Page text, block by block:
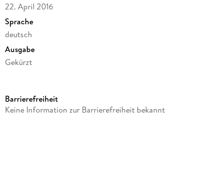
22. April 2016
Sprache
deutsch
Ausgabe
Gekürzt
Reihe
Barrierefreiheit
Keine Information zur Barrierefreiheit bekannt